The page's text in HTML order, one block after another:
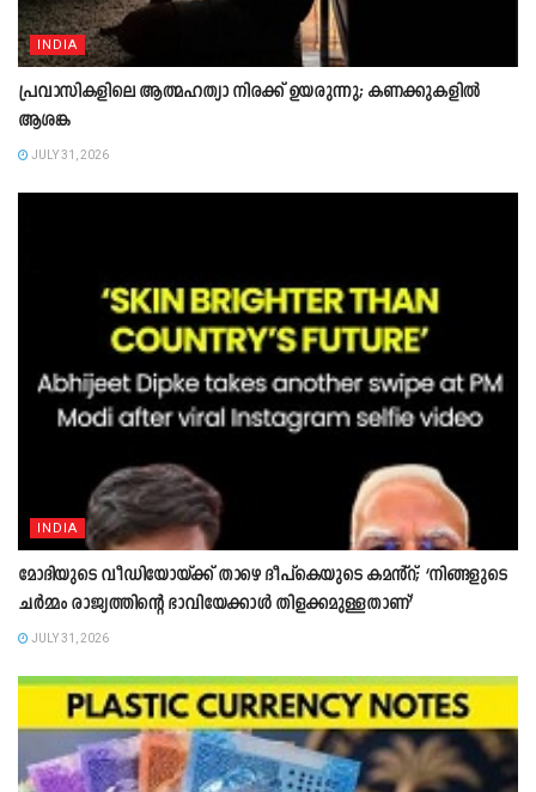
INDIA
പ്രവാസികളിലെ ആത്മഹത്യാ നിരക്ക് ഉയരുന്നു; കണക്കുകളിൽ
ആശങ്ക
JULY 31, 2026
INDIA
മോദിയുടെ വീഡിയോയ്ക്ക് താഴെ ദീപ്കെയുടെ കമൻ്റ്; ‘നിങ്ങളുടെ
ചർമ്മം രാജ്യത്തിന്റെ ഭാവിയേക്കാൾ തിളക്കമുള്ളതാണ്’
JULY 31, 2026